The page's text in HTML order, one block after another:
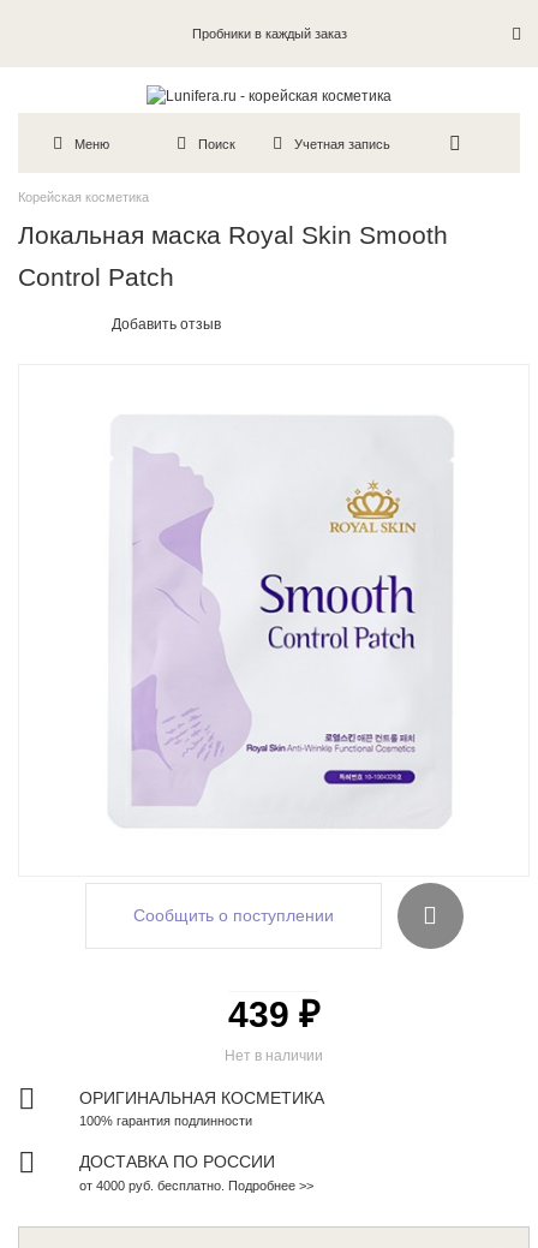
Пробники в каждый заказ
Меню Поиск Учетная запись
Корейская косметика
Локальная маска Royal Skin Smooth
Сontrol Patch
Добавить отзыв
Сообщить о поступлении
Нет в наличии
439 ₽
ОРИГИНАЛЬНАЯ КОСМЕТИКА
100% гарантия подлинности
ДОСТАВКА ПО РОССИИ
от 4000 руб. бесплатно. Подробнее >>